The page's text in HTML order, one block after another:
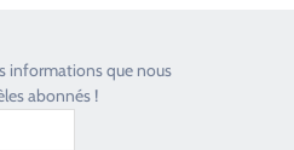
informations que nous
abonnés !